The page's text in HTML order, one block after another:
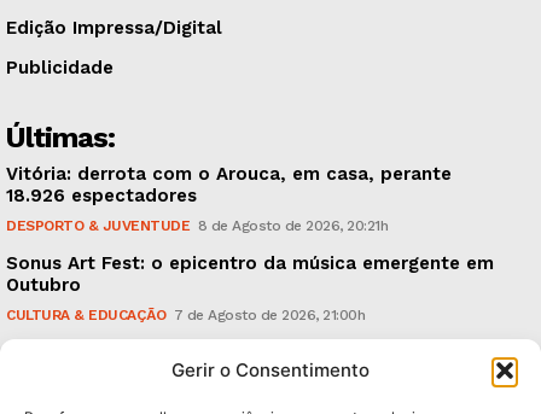
Gerir o Consentimento
Edição Impressa/Digital
Publicidade
Últimas:
Vitória: derrota com o Arouca, em casa, perante
18.926 espectadores
DESPORTO & JUVENTUDE 8 de Agosto de 2026, 20:21h
Sonus Art Fest: o epicentro da música emergente em
Outubro
CULTURA & EDUCAÇÃO 7 de Agosto de 2026, 21:00h